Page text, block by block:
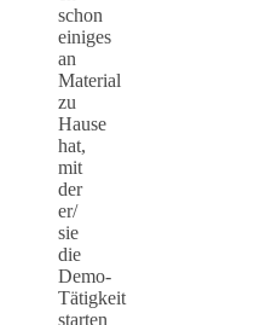
schon
einiges
an
Material
zu
Hause
hat,
mit
der
er/
sie
die
Demo-
Tätigkeit
starten